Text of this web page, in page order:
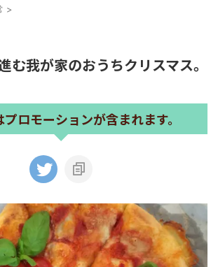
>
む我が家のおうちクリスマス。
ロモーションが含まれます。